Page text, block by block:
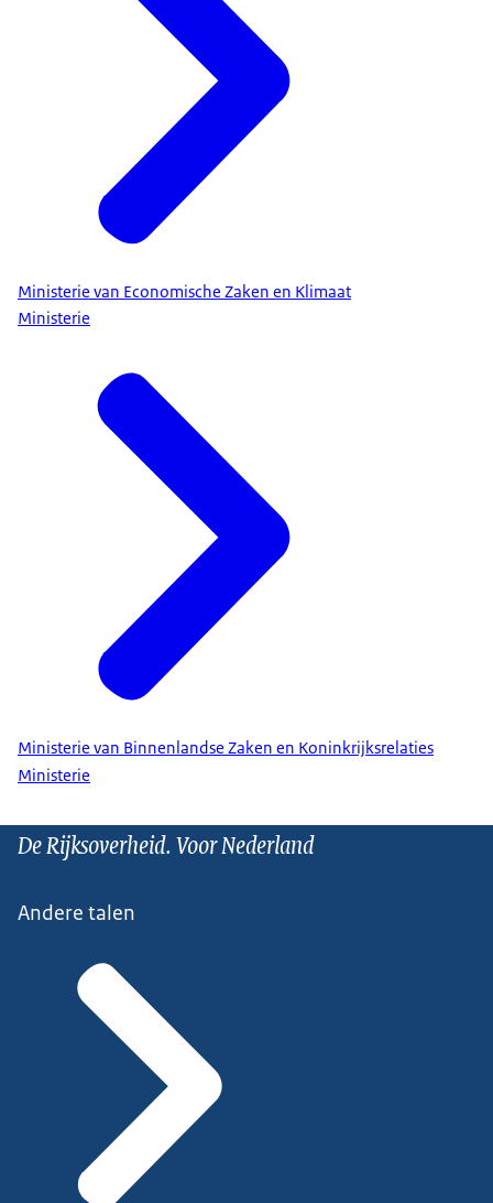
Ministerie van Economische Zaken en Klimaat
Ministerie
Ministerie van Binnenlandse Zaken en Koninkrijksrelaties
Ministerie
De Rijksoverheid. Voor Nederland
Andere talen